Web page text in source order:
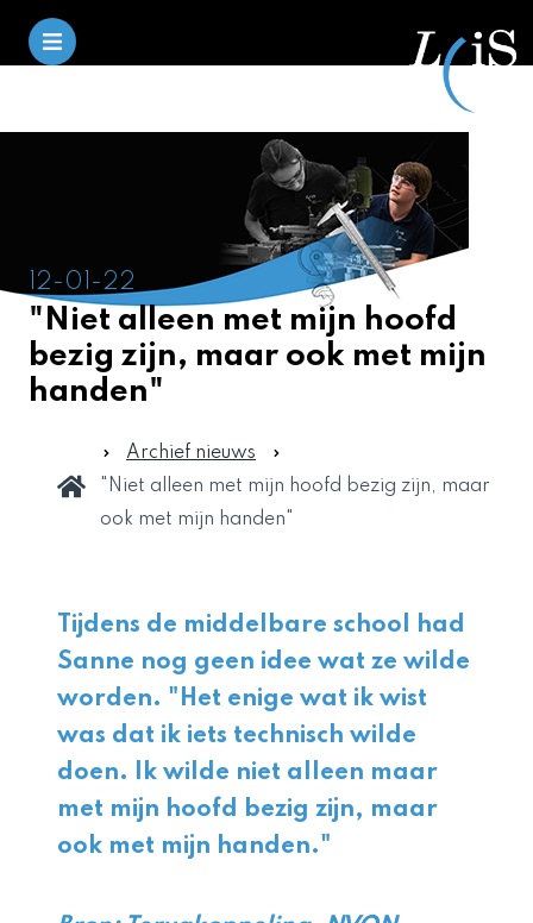
12-01-22
"Niet alleen met mijn hoofd
bezig zijn, maar ook met mijn
handen"
Archief nieuws
"Niet alleen met mijn hoofd bezig zijn, maar
ook met mijn handen"
Tijdens de middelbare school had
Sanne nog geen idee wat ze wilde
worden. "Het enige wat ik wist
was dat ik iets technisch wilde
doen. Ik wilde niet alleen maar
met mijn hoofd bezig zijn, maar
ook met mijn handen."